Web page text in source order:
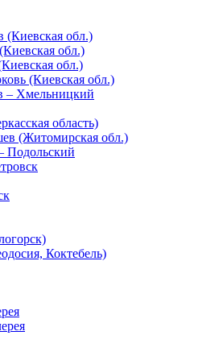
(Киевская обл.)
обл.)
обл.)
(Киевская обл.)
– Хмельницкий
область)
(Житомирская обл.)
Подольский
Коктебель)